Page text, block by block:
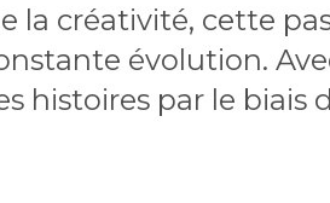
la créativité, cette
évolution.
histoires par le biais